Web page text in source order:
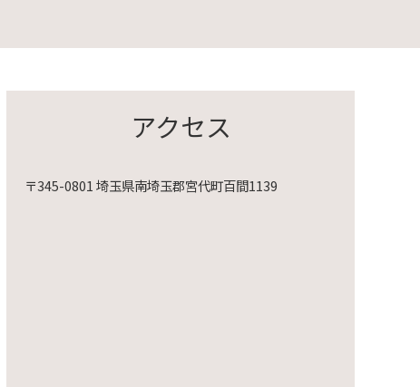
会～
アクセス
〒345-0801 埼玉県南埼玉郡宮代町百間1139